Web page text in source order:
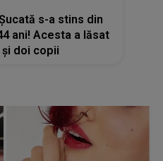
s-a stins din
ani! Acesta a lăsat
doi copii